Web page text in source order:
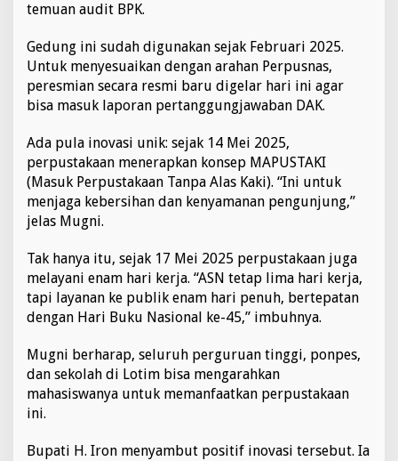
temuan audit BPK.
Gedung ini sudah digunakan sejak Februari 2025.
Untuk menyesuaikan dengan arahan Perpusnas,
peresmian secara resmi baru digelar hari ini agar
bisa masuk laporan pertanggungjawaban DAK.
Ada pula inovasi unik: sejak 14 Mei 2025,
perpustakaan menerapkan konsep MAPUSTAKI
(Masuk Perpustakaan Tanpa Alas Kaki). “Ini untuk
menjaga kebersihan dan kenyamanan pengunjung,”
jelas Mugni.
Tak hanya itu, sejak 17 Mei 2025 perpustakaan juga
melayani enam hari kerja. “ASN tetap lima hari kerja,
tapi layanan ke publik enam hari penuh, bertepatan
dengan Hari Buku Nasional ke-45,” imbuhnya.
Mugni berharap, seluruh perguruan tinggi, ponpes,
dan sekolah di Lotim bisa mengarahkan
mahasiswanya untuk memanfaatkan perpustakaan
ini.
Bupati H. Iron menyambut positif inovasi tersebut. Ia